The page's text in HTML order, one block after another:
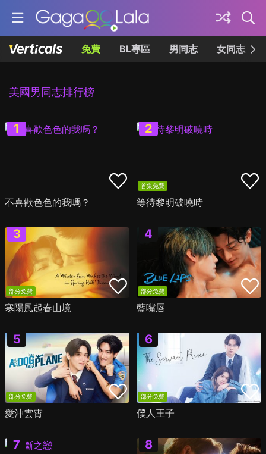
免費 BL專區 男同志 女同志
美國男同志排行榜
不喜歡色色的我嗎？
首集免費
等待黎明破曉時
部分免費
寒陽風起春山境
部分免費
藍嘴唇
部分免費
愛沖雲霄
部分免費
僕人王子